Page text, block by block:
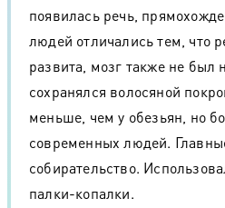
появилась речь,
людей отличались тем, что
развита, мозг также не был
сохранялся волосяной
меньше, чем у обезьян, но
современных людей.
собирательство.
палки-копалки.